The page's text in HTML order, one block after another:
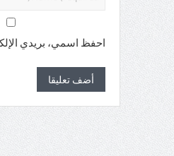
احفظ اسمي، بريدي